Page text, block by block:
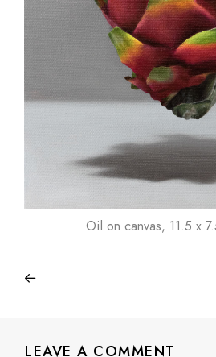
Oil on canvas, 11.5 x
LEAVE A COMMENT